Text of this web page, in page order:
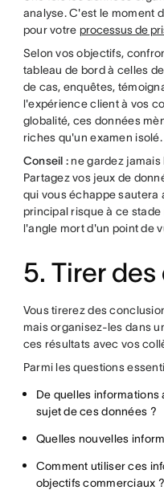
analyse. C'est le moment
pour votre processus de
Selon vos objectifs,
tableau de bord à celles
de cas, enquêtes,
l'expérience client à vos
globalité, ces données
riches qu'un examen isolé.
Conseil : ne gardez
Partagez vos jeux de
qui vous échappe sautera
principal risque à ce
l'angle mort d'un point de
5. Tirer
Vous tirerez des
mais organisez-les dans
ces résultats avec vos
Parmi les questions
De quelles
sujet de ces données ?
Quelles nouvelles
Comment utiliser ces
objectifs commerciaux ?